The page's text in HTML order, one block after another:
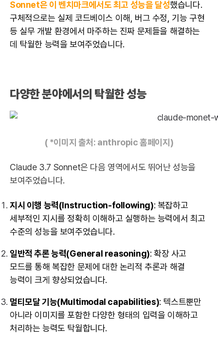
Sonnet은 이 벤치마크에서도 최고 성능을 달성했습니다.
구체적으로는 실제 코드베이스 이해, 버그 수정, 기능 구현
등 실무 개발 환경에서 마주하는 진짜 문제들을 해결하는
데 탁월한 능력을 보여주었습니다.
다양한 분야에서의 탁월한 성능
( *이미지 출처: anthropic 홈페이지 )
Claude 3.7 Sonnet은 다음 영역에서도 뛰어난 성능을
보여주었습니다.
지시 이행 능력(Instruction-following): 복잡하고
세부적인 지시를 정확히 이해하고 실행하는 능력에서 최고
수준의 성능을 보여주었습니다.
일반적 추론 능력(General reasoning): 확장 사고
모드를 통해 복잡한 문제에 대한 논리적 추론과 해결
능력이 크게 향상되었습니다.
멀티모달 기능(Multimodal capabilities): 텍스트뿐만
아니라 이미지를 포함한 다양한 형태의 입력을 이해하고
처리하는 능력도 탁월합니다.